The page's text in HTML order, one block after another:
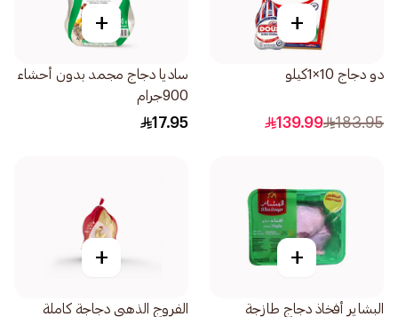
+
دو دجاج 10×1كيلو
183.95
139.99
+
ساديا دجاج مجمد بدون أحشاء
900جرام
17.95
+
البشاير أفخاذ دجاج طازجة
+
الفروج الذهبي دجاجة كاملة